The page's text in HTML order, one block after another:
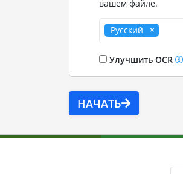
вашем файле.
Русский
Улучшить OCR
НАЧАТЬ